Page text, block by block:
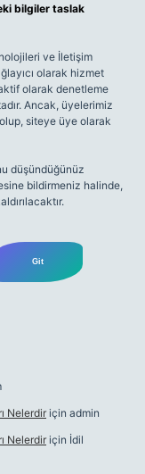
bilgiler taslak
ve İletişim
olarak hizmet
olarak denetleme
Ancak, üyelerimiz
siteye üye olarak
düşündüğünüz
bildirmeniz halinde,
Nelerdir için admin
Nelerdir için İdil